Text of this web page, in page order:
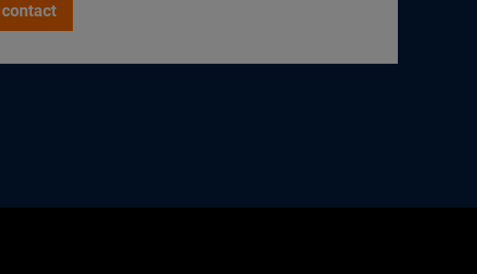
Kom in contact